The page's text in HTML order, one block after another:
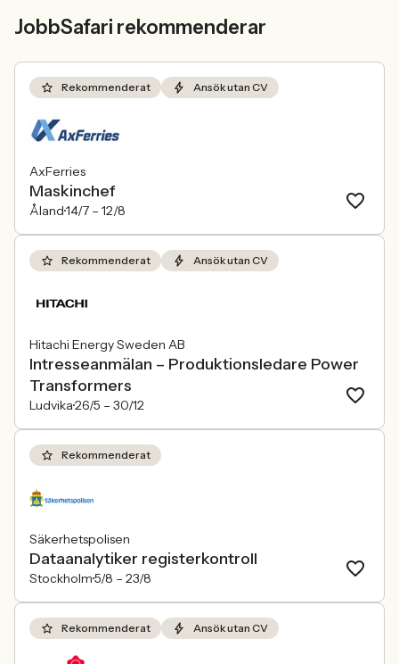
JobbSafari rekommenderar
Rekommenderat Ansök utan CV
AxFerries
Maskinchef
Åland14/7 – 12/8
Rekommenderat Ansök utan CV
Hitachi Energy Sweden AB
Intresseanmälan – Produktionsledare Power
Transformers
Ludvika26/5 – 30/12
Rekommenderat
Säkerhetspolisen
Dataanalytiker registerkontroll
Stockholm5/8 – 23/8
Rekommenderat Ansök utan CV